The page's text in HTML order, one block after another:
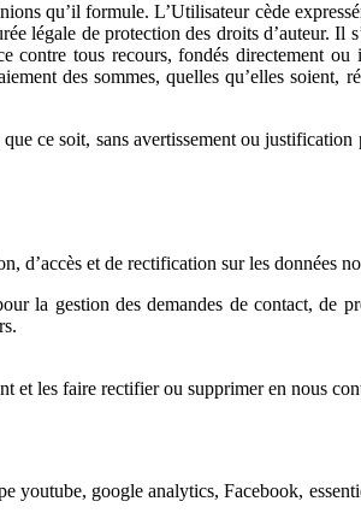
qu’il formule. L’Utilisateur cède
légale de protection des droits d’auteur. Il
tous recours, fondés directement ou
des sommes, quelles qu’elles soient,
ce soit, sans avertissement ou
et de rectification sur les données
la gestion des demandes de contact, de
et les faire rectifier ou supprimer en nous
google analytics, Facebook,